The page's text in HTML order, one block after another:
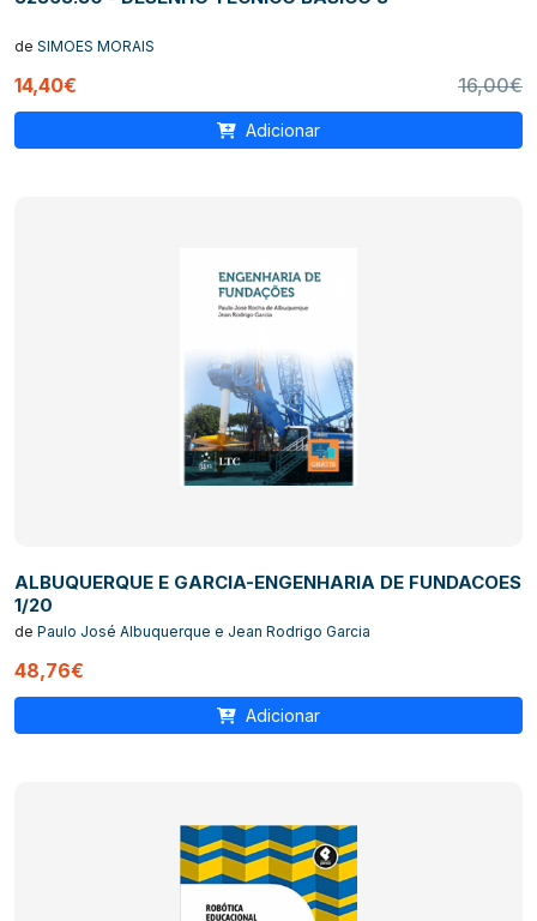
de SIMOES MORAIS
14,40€ 16,00€
Adicionar
ALBUQUERQUE E GARCIA-ENGENHARIA DE FUNDACOES
1/20
de Paulo José Albuquerque e Jean Rodrigo Garcia
48,76€
Adicionar